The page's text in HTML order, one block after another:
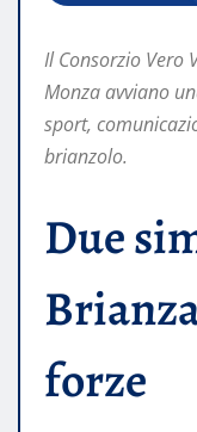
Il Consorzio Vero
Monza avviano
sport,
brianzolo.
Due
forze